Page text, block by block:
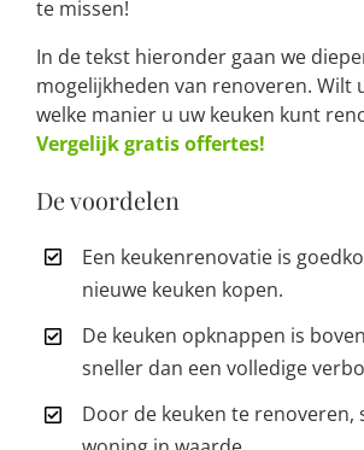
te missen!
In de tekst hieronder gaan we
mogelijkheden van renoveren. Wilt
welke manier u uw keuken kunt
Vergelijk gratis offertes!
De voordelen
Een keukenrenovatie is
nieuwe keuken kopen.
De keuken opknappen is
sneller dan een volledige
Door de keuken te renoveren,